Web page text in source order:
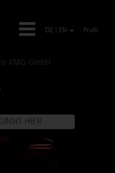
DE I EN Profil
AMG GmbH